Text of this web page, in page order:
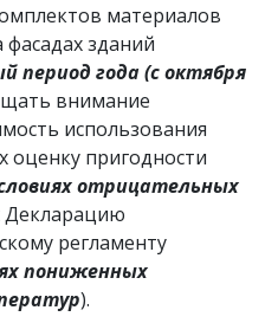
материалов
зданий
период года (с октября
внимание
использования
пригодности
отрицательных
регламенту
пониженных
).